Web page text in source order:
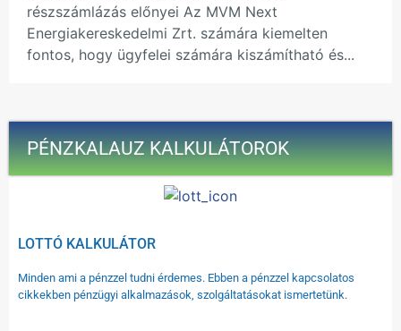
részszámlázás előnyei Az MVM Next
Energiakereskedelmi Zrt. számára kiemelten
fontos, hogy ügyfelei számára kiszámítható és...
PÉNZKALAUZ KALKULÁTOROK
LOTTÓ KALKULÁTOR
Minden ami a pénzzel tudni érdemes. Ebben a pénzzel kapcsolatos
cikkekben pénzügyi alkalmazások, szolgáltatásokat ismertetünk.